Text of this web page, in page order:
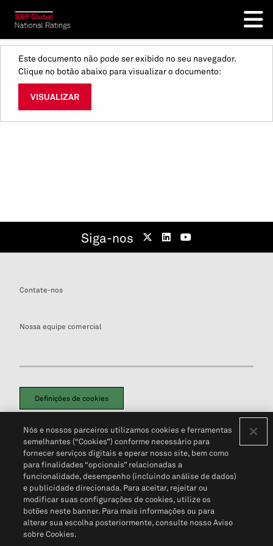
Este documento não pode ser exibido no seu navegador.
Clique no botão abaixo para visualizar o documento:
VISUALIZAR
Siga-nos
Contate-nos
Nossa equipe comercial
Definições de cookies
Política de PrivacidadePortal de privacidade do cliente (em inglês)
Não Venda Minhas Informações Pessoais© 2026 S&P Global
Nós e nossos parceiros utilizamos cookies e ferramentas
semelhantes (“Cookies”) conforme necessário para
fornecer serviços digitais e operar nosso site, bem como
para finalidades “opcionais” relacionadas a
funcionalidade, desempenho (incluindo análise de dados)
e publicidade direcionada. Para aceitar, rejeitar ou
modificar suas configurações de cookies, utilize os
botões neste banner. Para mais informações ou para
alterar sua escolha posteriormente, consulte nosso Aviso
sobre Cookies.